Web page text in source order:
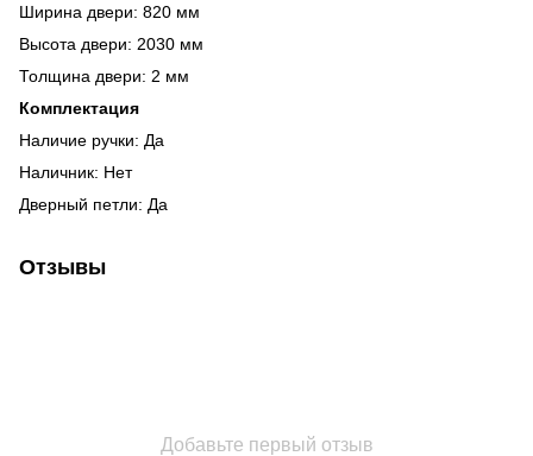
Ширина двери: 820 мм
Высота двери: 2030 мм
Толщина двери: 2 мм
Комплектация
Наличие ручки: Да
Наличник: Нет
Дверный петли: Да
Отзывы
Добавьте первый отзыв